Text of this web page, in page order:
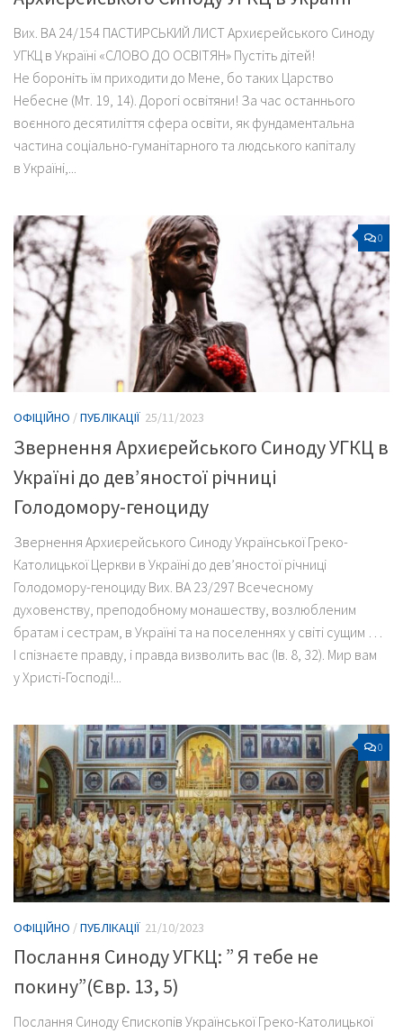
Вих. ВА 24/154 ПАСТИРСЬКИЙ ЛИСТ Архиєрейського Синоду
УГКЦ в Україні «СЛОВО ДО ОСВІТЯН» Пустіть дітей!
Не бороніть їм приходити до Мене, бо таких Царство
Небесне (Мт. 19, 14). Дорогі освітяни! За час останнього
воєнного десятиліття сфера освіти, як фундаментальна
частина соціально-гуманітарного та людського капіталу
в Україні,...
0
ОФІЦІЙНО /ПУБЛІКАЦІЇ 25/11/2023
Звернення Архиєрейського Синоду УГКЦ в
Україні до дев’яностої річниці
Голодомору-геноциду
Звернення Архиєрейського Синоду Української Греко-
Католицької Церкви в Україні до дев’яностої річниці
Голодомору-геноциду Вих. ВА 23/297 Всечесному
духовенству, преподобному монашеству, возлюбленим
братам і сестрам, в Україні та на поселеннях у світі сущим …
I спізнаєте правду, і правда визволить вас (Ів. 8, 32). Мир вам
у Христі-Господі!...
0
ОФІЦІЙНО /ПУБЛІКАЦІЇ 21/10/2023
Послання Синоду УГКЦ: ” Я тебе не
покину”(Євр. 13, 5)
Послання Синоду Єпископів Української Греко-Католицької